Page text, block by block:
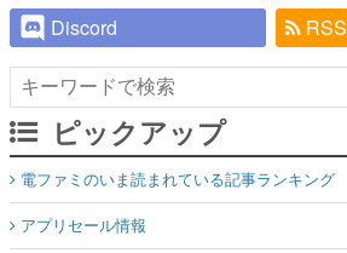
Discord
RSS
ピックアップ
電ファミのいま読まれている記事ランキング
アプリセール情報